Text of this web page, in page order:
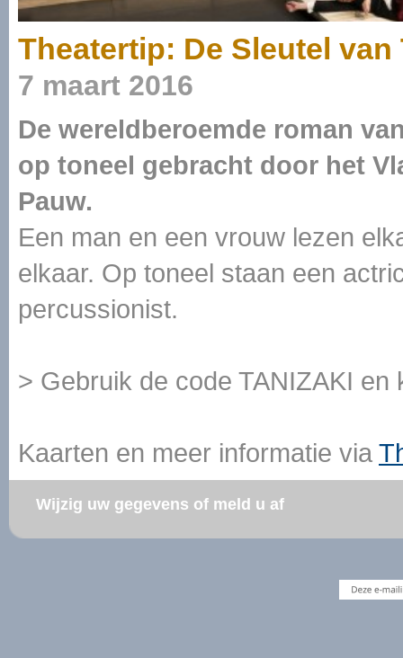
Theatertip: De Sleutel
7 maart 2016
De wereldberoemde roman
op toneel gebracht door het
Pauw.
Een man en een vrouw lezen
elkaar. Op toneel staan een
percussionist.
> Gebruik de code TANIZAKI en
Kaarten en meer informatie via
Wijzig uw gegevens of meld u af